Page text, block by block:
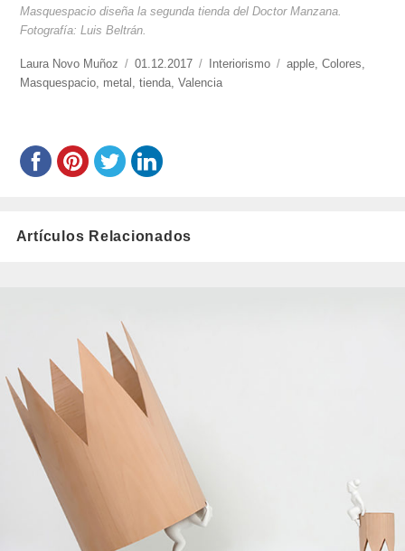
Masquespacio diseña la segunda tienda del Doctor Manzana.
Fotografía: Luis Beltrán.
https://www.experimenta.es/author/laura-
novo-
Laura Novo Muñoz
Publicado
el
01.12.2017 Categorías
Interiorismo Etiquetas
apple ,Colores
Masquespacio metal ,tienda ,Valencia
Artículos Relacionados